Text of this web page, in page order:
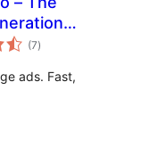
(7টা
মুঠ)
ads. Fast,